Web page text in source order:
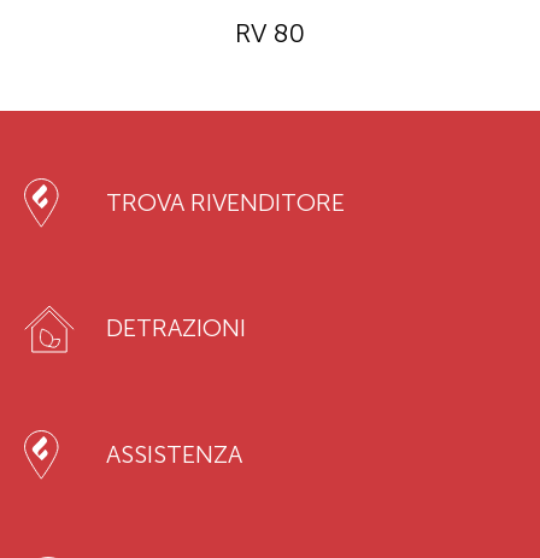
RV 80
TROVA RIVENDITORE
DETRAZIONI
ASSISTENZA